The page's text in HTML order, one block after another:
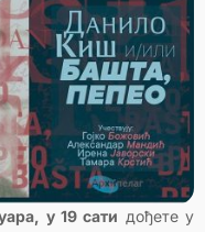
у 19 сати дођете у